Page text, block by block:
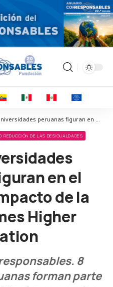
Corresponsables > Noticias > Ocho universidades peruanas figuran en el ranking de impacto de la revista Times Higher Education
REDUCCIÓN DE LAS DESIGUALDADES
en el
de la
Higher
8
forman parte